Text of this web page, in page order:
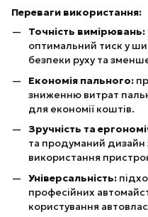
Переваги використання:
Точність вимірювань:
оптимальний тиск у
безпеки руху та
Економія пального:
зниженню витрат
для економії коштів.
Зручність та
та продуманий
використання
Універсальність:
професійних
користування